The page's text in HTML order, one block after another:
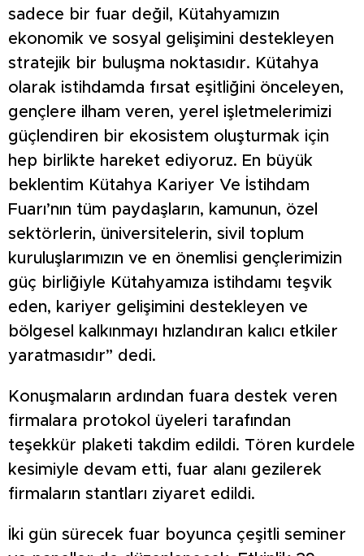
sadece bir fuar değil, Kütahyamızın
ekonomik ve sosyal gelişimini destekleyen
stratejik bir buluşma noktasıdır. Kütahya
olarak istihdamda fırsat eşitliğini önceleyen,
gençlere ilham veren, yerel işletmelerimizi
güçlendiren bir ekosistem oluşturmak için
hep birlikte hareket ediyoruz. En büyük
beklentim Kütahya Kariyer Ve İstihdam
Fuarı’nın tüm paydaşların, kamunun, özel
sektörlerin, üniversitelerin, sivil toplum
kuruluşlarımızın ve en önemlisi gençlerimizin
güç birliğiyle Kütahyamıza istihdamı teşvik
eden, kariyer gelişimini destekleyen ve
bölgesel kalkınmayı hızlandıran kalıcı etkiler
yaratmasıdır” dedi.
Konuşmaların ardından fuara destek veren
firmalara protokol üyeleri tarafından
teşekkür plaketi takdim edildi. Tören kurdele
kesimiyle devam etti, fuar alanı gezilerek
firmaların stantları ziyaret edildi.
İki gün sürecek fuar boyunca çeşitli seminer